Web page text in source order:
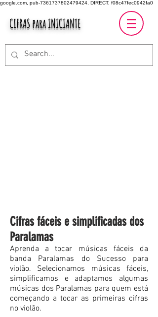
google.com, pub-7361737802479424, DIRECT, f08c47fec0942fa0
CIFRAS para INICIANTE
Cifras fáceis e simplificadas dos
Paralamas
Aprenda a tocar músicas fáceis da
banda Paralamas do Sucesso para
violão. Selecionamos músicas fáceis,
simplificamos e adaptamos algumas
músicas dos Paralamas para quem está
começando a tocar as primeiras cifras
no violão.